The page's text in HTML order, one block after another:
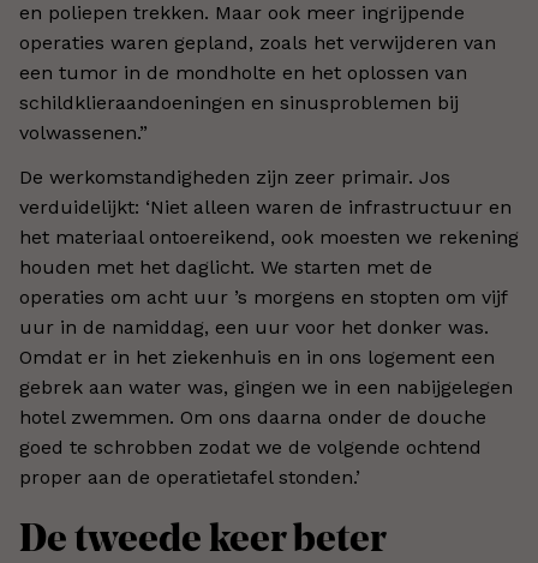
en poliepen trekken. Maar ook meer ingrijpende
operaties waren gepland, zoals het verwijderen van
een tumor in de mondholte en het oplossen van
schildklieraandoeningen en sinusproblemen bij
volwassenen.”
De werkomstandigheden zijn zeer primair. Jos
verduidelijkt: ‘Niet alleen waren de infrastructuur en
het materiaal ontoereikend, ook moesten we rekening
houden met het daglicht. We starten met de
operaties om acht uur ’s morgens en stopten om vijf
uur in de namiddag, een uur voor het donker was.
Omdat er in het ziekenhuis en in ons logement een
gebrek aan water was, gingen we in een nabijgelegen
hotel zwemmen. Om ons daarna onder de douche
goed te schrobben zodat we de volgende ochtend
proper aan de operatietafel stonden.’
De tweede keer beter